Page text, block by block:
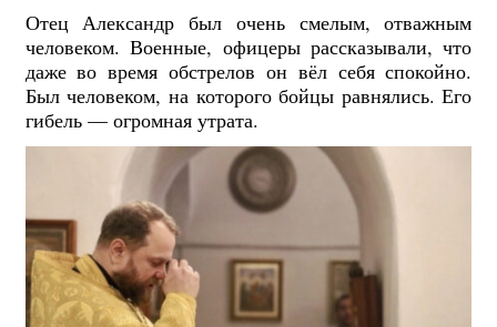
Отец Александр был очень смелым, отважным
человеком. Военные, офицеры рассказывали, что
даже во время обстрелов он вёл себя спокойно.
Был человеком, на которого бойцы равнялись. Его
гибель — огромная утрата.